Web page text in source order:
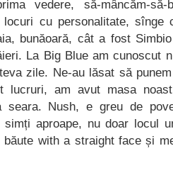
vedere, să-mâncăm-să-
locuri cu personalitate,
bunăoară, cât a fost
La Big Blue am cunoscut
zile. Ne-au lăsat să
lucruri, am avut masa
seara. Nush, e greu de
aproape, nu doar locul
băute with a straight face și